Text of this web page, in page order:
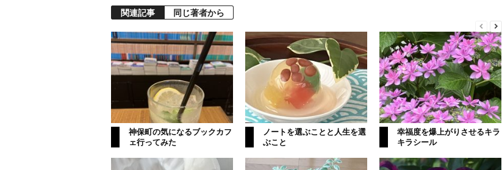
関連記事 同じ著者から
神保町の気になるブックカフ
ェ行ってみた
ノートを選ぶことと人生を選
ぶこと
幸福度を爆上がりさせるキラ
キラシール